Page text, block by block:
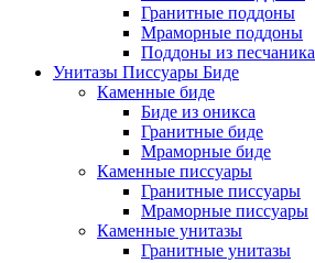
Гранитные поддоны
Мраморные поддоны
Поддоны из песчаника
Унитазы Писсуары Биде
Каменные биде
Биде из оникса
Гранитные биде
Мраморные биде
Каменные писсуары
Гранитные писсуары
Мраморные писсуары
Каменные унитазы
Гранитные унитазы